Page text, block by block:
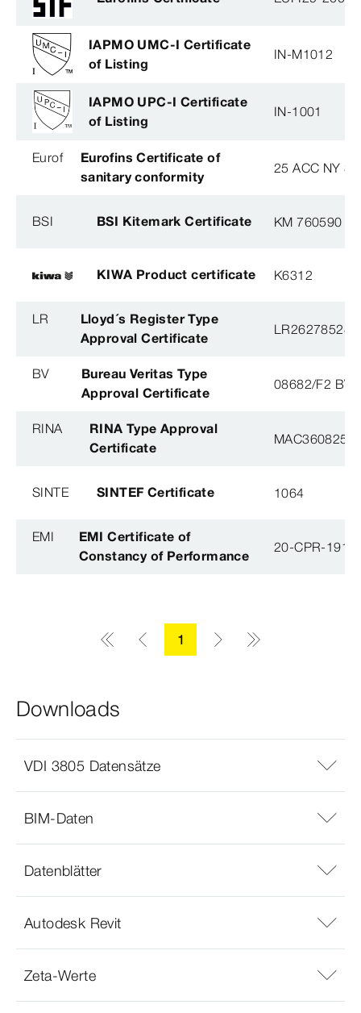
IAPMO UMC-I Certificate
of Listing
IN-M1012
IAPMO UPC-I Certificate
of Listing
IN-1001
Eurof
Eurofins Certificate of
sanitary conformity
25 ACC NY
BSI BSI Kitemark Certificate KM 760590
KIWA Product certificate K6312
LR
Lloyd´s Register Type
Approval Certificate
BV
Bureau Veritas Type
Approval Certificate
08682/F2 BV
RINA
RINA Type Approval
Certificate
SINTE SINTEF Certificate 1064
EMI
EMI Certificate of
Constancy of Performance
20-CPR-191-
1
Downloads
VDI 3805 Datensätze
BIM-Daten
Datenblätter
Autodesk Revit
Zeta-Werte